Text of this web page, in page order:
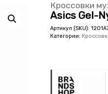
Кроссовки
Asics Gel-
Артикул (SKU):
Категории: